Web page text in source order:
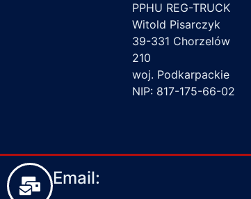
PPHU REG-TRUCK
Witold Pisarczyk
39-331 Chorzelów
210
woj. Podkarpackie
NIP: 817-175-66-02
Email: